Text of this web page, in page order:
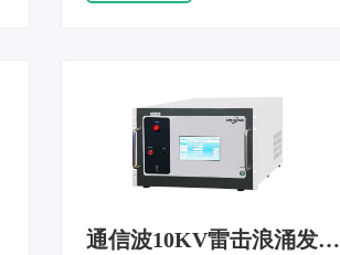
通信波10KV雷击浪涌发生